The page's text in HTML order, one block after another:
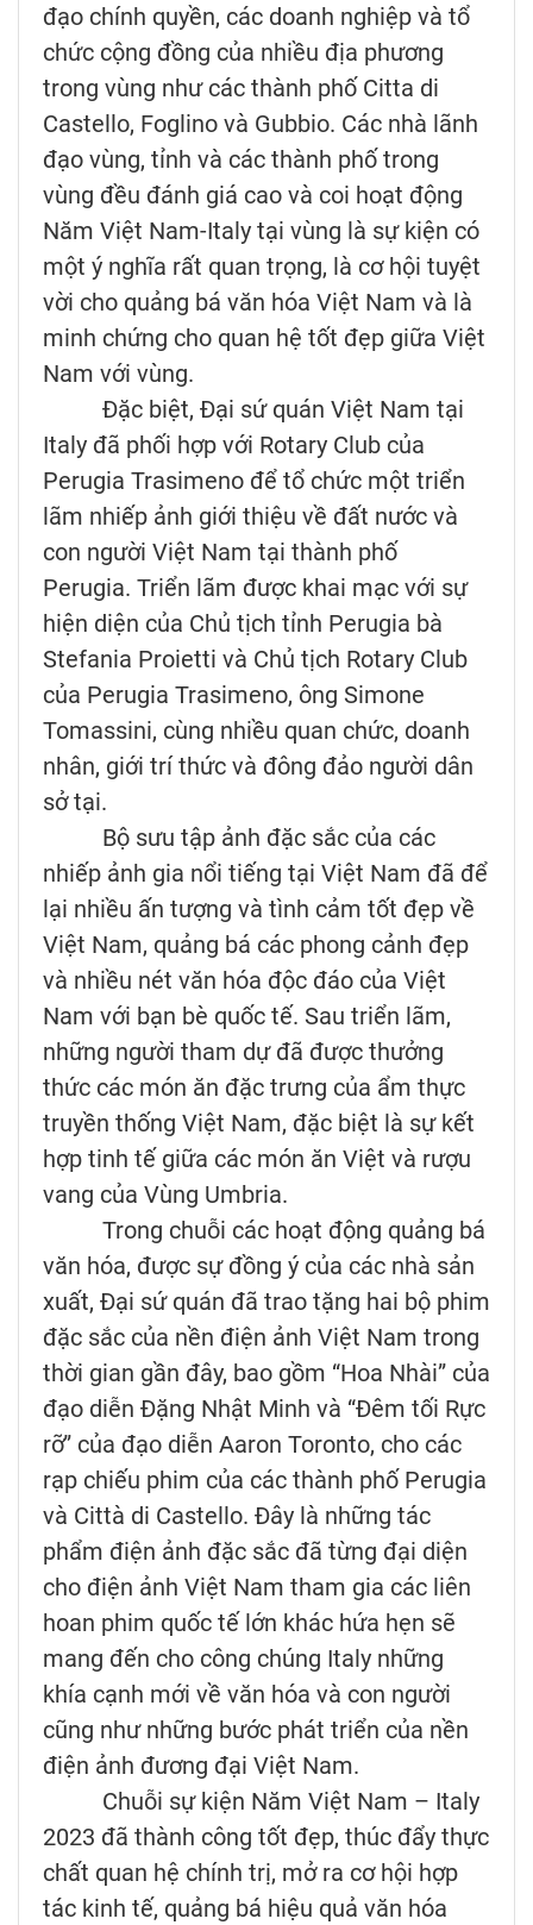
đạo chính quyền, các doanh nghiệp và tổ
chức cộng đồng của nhiều địa phương
trong vùng như các thành phố Citta di
Castello, Foglino và Gubbio. Các nhà lãnh
đạo vùng, tỉnh và các thành phố trong
vùng đều đánh giá cao và coi hoạt động
Năm Việt Nam-Italy tại vùng là sự kiện có
một ý nghĩa rất quan trọng, là cơ hội tuyệt
vời cho quảng bá văn hóa Việt Nam và là
minh chứng cho quan hệ tốt đẹp giữa Việt
Nam với vùng.
Đặc biệt, Đại sứ quán Việt Nam tại
Italy đã phối hợp với Rotary Club của
Perugia Trasimeno để tổ chức một triển
lãm nhiếp ảnh giới thiệu về đất nước và
con người Việt Nam tại thành phố
Perugia. Triển lãm được khai mạc với sự
hiện diện của Chủ tịch tỉnh Perugia bà
Stefania Proietti và Chủ tịch Rotary Club
của Perugia Trasimeno, ông Simone
Tomassini, cùng nhiều quan chức, doanh
nhân, giới trí thức và đông đảo người dân
sở tại.
Bộ sưu tập ảnh đặc sắc của các
nhiếp ảnh gia nổi tiếng tại Việt Nam đã để
lại nhiều ấn tượng và tình cảm tốt đẹp về
Việt Nam, quảng bá các phong cảnh đẹp
và nhiều nét văn hóa độc đáo của Việt
Nam với bạn bè quốc tế. Sau triển lãm,
những người tham dự đã được thưởng
thức các món ăn đặc trưng của ẩm thực
truyền thống Việt Nam, đặc biệt là sự kết
hợp tinh tế giữa các món ăn Việt và rượu
vang của Vùng Umbria.
Trong chuỗi các hoạt động quảng bá
văn hóa, được sự đồng ý của các nhà sản
xuất, Đại sứ quán đã trao tặng hai bộ phim
đặc sắc của nền điện ảnh Việt Nam trong
thời gian gần đây, bao gồm “Hoa Nhài” của
đạo diễn Đặng Nhật Minh và “Đêm tối Rực
rỡ” của đạo diễn Aaron Toronto, cho các
rạp chiếu phim của các thành phố Perugia
và Città di Castello. Đây là những tác
phẩm điện ảnh đặc sắc đã từng đại diện
cho điện ảnh Việt Nam tham gia các liên
hoan phim quốc tế lớn khác hứa hẹn sẽ
mang đến cho công chúng Italy những
khía cạnh mới về văn hóa và con người
cũng như những bước phát triển của nền
điện ảnh đương đại Việt Nam.
Chuỗi sự kiện Năm Việt Nam – Italy
2023 đã thành công tốt đẹp, thúc đẩy thực
chất quan hệ chính trị, mở ra cơ hội hợp
tác kinh tế, quảng bá hiệu quả văn hóa